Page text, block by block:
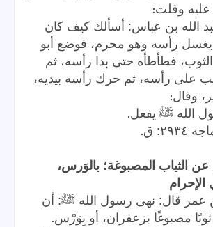
وقلت:
الله بن عباس: أسألك كيف كان
رأسه وهو محرم، فوضع أبو
فطأطأه حتى بدا رأسه، ثم
على رأسه، ثم حرك رأسه بيديه،
وقال:
الله ﷺ يفعل.
ق .
عن الثياب المصبوغة؛ بالوَرس،
عمر قال: نهى رسول الله ﷺ: أن
مصبوغًا بزعفران، أو بِوَرْس.